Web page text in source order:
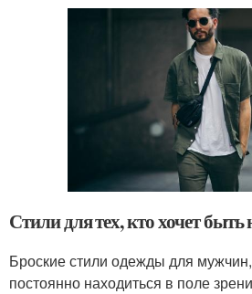
Стили для тех, кто хочет быть
Броские стили одежды для
постоянно находиться в поле